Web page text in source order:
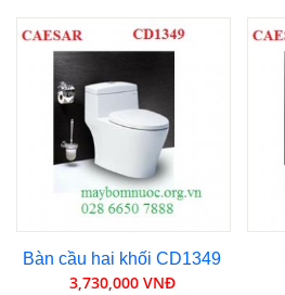
Bàn cầu hai khối CD1349
3,730,000 VNĐ